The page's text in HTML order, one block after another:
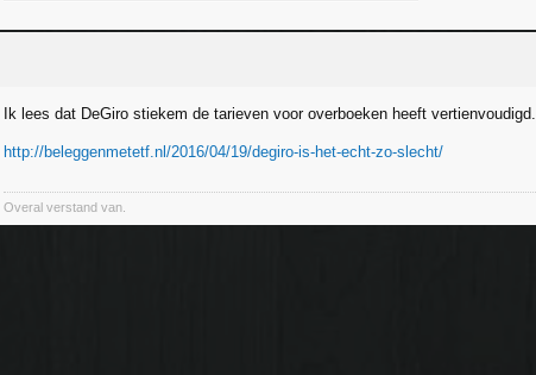
Ik lees dat DeGiro stiekem de tarieven voor overboeken heeft vertienvoudigd.
http://beleggenmetetf.nl/2016/04/19/degiro-is-het-echt-zo-slecht/
Overal verstand van.